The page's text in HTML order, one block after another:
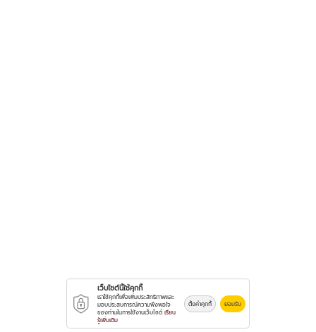
เว็บไซต์นี้ใช้คุกกี้
เราใช้คุกกี้เพื่อเพิ่มประสิทธิภาพและ
มอบประสบการณ์ความพึงพอใจ
ของท่านในการใช้งานเว็บไซต์ เรียน
รู้เพิ่มเติม
ตั้งค่าคุกกี้ ยอมรับ